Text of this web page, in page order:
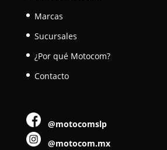
Marcas
Sucursales
¿Por qué Motocom?
Contacto
@motocomslp
@motocom.mx